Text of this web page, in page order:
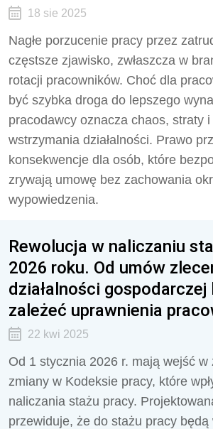
18 sie 2025
Nagłe porzucenie pracy przez
częstsze zjawisko, zwłaszcza w
rotacji pracowników. Choć dla
być szybka droga do lepszego
pracodawcy oznacza chaos, straty
wstrzymania działalności. Prawo
konsekwencje dla osób, które
zrywają umowę bez zachowania
wypowiedzenia.
Rewolucja w naliczaniu
2026 roku. Od umów
działalności gospodarczej
zależeć uprawnienia
22 kwi 2025
Od 1 stycznia 2026 r. mają wejść w
zmiany w Kodeksie pracy, które
naliczania stażu pracy.
przewiduje, że do stażu pracy będą